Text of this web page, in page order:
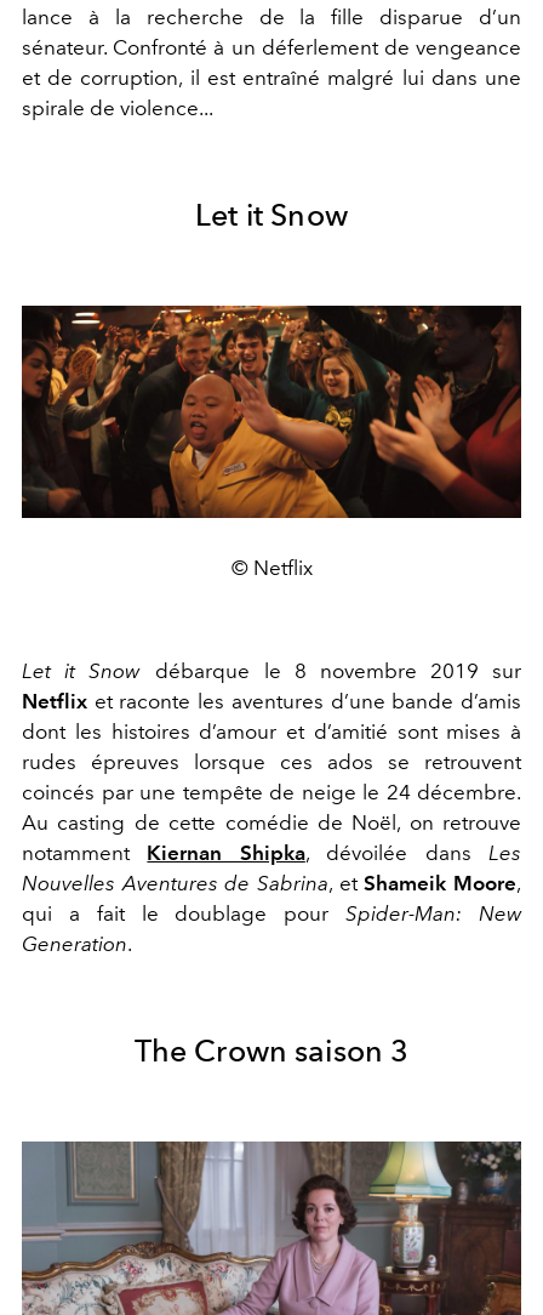
lance à la recherche de la fille disparue d’un
sénateur. Confronté à un déferlement de vengeance
et de corruption, il est entraîné malgré lui dans une
spirale de violence...
Let it Snow
© Netflix
Let it Snow débarque le 8 novembre 2019 sur
Netflix et raconte les aventures d’une bande d’amis
dont les histoires d’amour et d’amitié sont mises à
rudes épreuves lorsque ces ados se retrouvent
coincés par une tempête de neige le 24 décembre.
Au casting de cette comédie de Noël, on retrouve
notamment Kiernan Shipka, dévoilée dansLes
Nouvelles Aventures de Sabrina, etShameik Moore,
qui a fait le doublage pourSpider-Man: New
Generation.
The Crown saison 3